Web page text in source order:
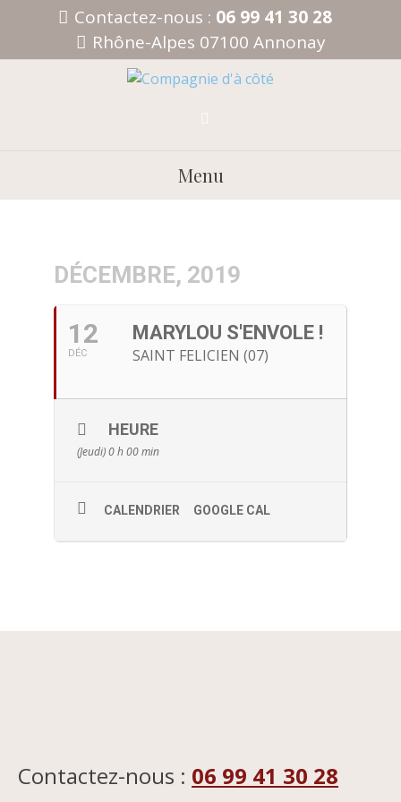
Contactez-nous : 06 99 41 30 28
Rhône-Alpes 07100 Annonay
Menu
DÉCEMBRE, 2019
12
DÉC
MARYLOU S'ENVOLE !
SAINT FELICIEN (07)
HEURE
(Jeudi) 0 h 00 min
CALENDRIER GOOGLE CAL
Contactez-nous : 06 99 41 30 28